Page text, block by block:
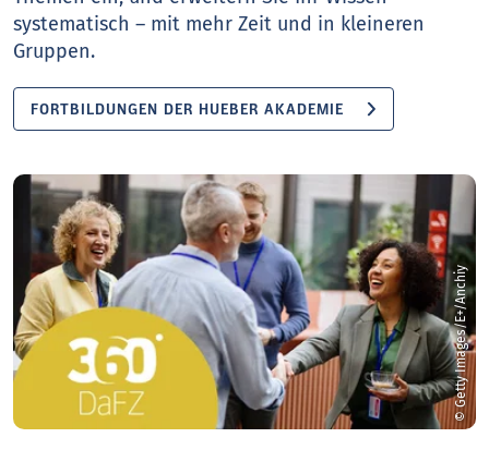
systematisch – mit mehr Zeit und in kleineren
Gruppen.
FORTBILDUNGEN DER HUEBER AKADEMIE
© Getty Images/E+/Anchiy